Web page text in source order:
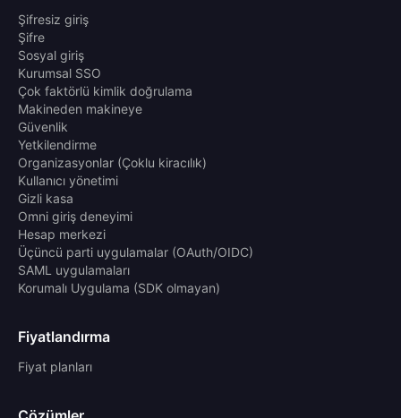
Şifresiz giriş
Şifre
Sosyal giriş
Kurumsal SSO
Çok faktörlü kimlik doğrulama
Makineden makineye
Güvenlik
Yetkilendirme
Organizasyonlar (Çoklu kiracılık)
Kullanıcı yönetimi
Gizli kasa
Omni giriş deneyimi
Hesap merkezi
Üçüncü parti uygulamalar (OAuth/OIDC)
SAML uygulamaları
Korumalı Uygulama (SDK olmayan)
Fiyatlandırma
Fiyat planları